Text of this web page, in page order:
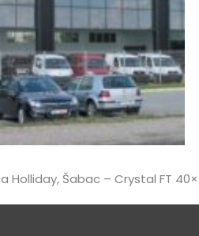
Holliday, Šabac – Crystal FT